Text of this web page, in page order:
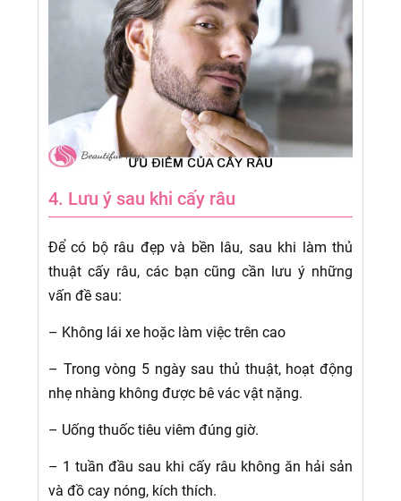
4. Lưu ý sau khi cấy râu
Để có bộ râu đẹp và bền lâu, sau khi làm thủ
thuật cấy râu, các bạn cũng cần lưu ý những
vấn đề sau:
– Không lái xe hoặc làm việc trên cao
– Trong vòng 5 ngày sau thủ thuật, hoạt động
nhẹ nhàng không được bê vác vật nặng.
– Uống thuốc tiêu viêm đúng giờ.
– 1 tuần đầu sau khi cấy râu không ăn hải sản
và đồ cay nóng, kích thích.